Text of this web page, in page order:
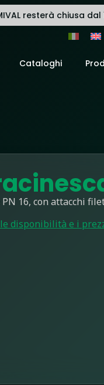
resterà chiusa
Cataloghi
16, con attacchi
disponibilità e i